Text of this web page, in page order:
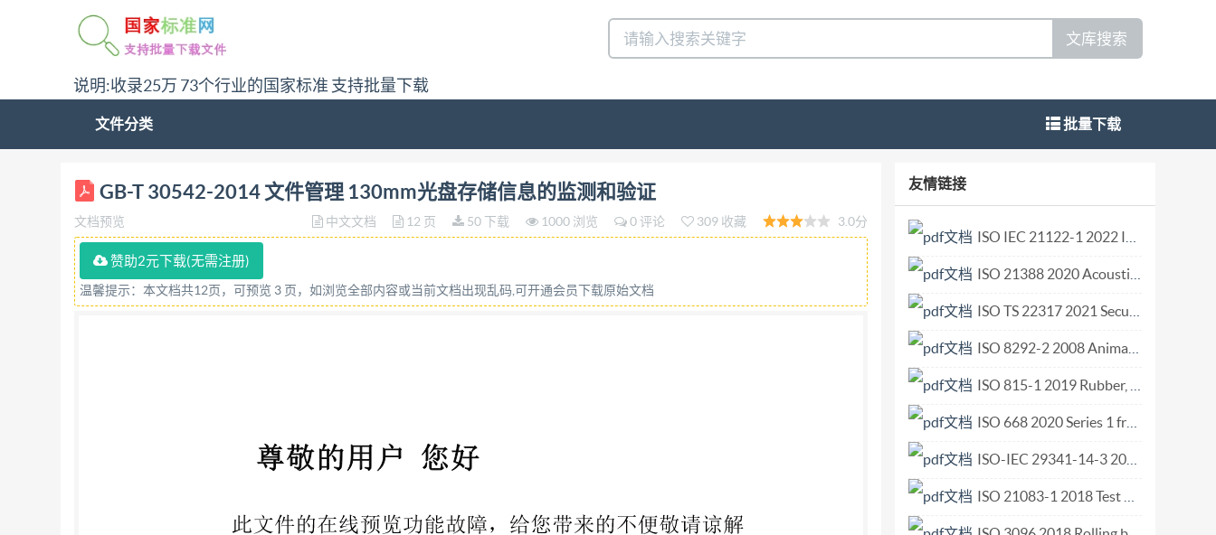
说明:收录25万 73个行业的国家标准 支持批量下载
文库搜索
文件分类 批量下载
ICS37.080 A14 GB 中华人民共和国国家标准 GB/T305422014 文件管理 130mm光盘存储信息的监测和验证 Document management- Monitoring and
verification of information stored on 130 mm optical media (ISO23868:2008,MOD) 2014-05-06发布 2014-11-01实施 中华人民共和国国家质量监督检验
检疫总局 发布 中国国家标准化管理委员会 7 GB/T30542—2014 前言 本标准按照GB/T1.1-2009给出的规则起草。 本标准使用重新起草法修改采用
ISO23868：2008《文件管理 130mm光盘存储信息的监测和验 证》（英文版）。 本标准与ISO23868：2008的技术差异如下： 以修改采用国际标准的
GB/T20225一2006《电子成像 词汇》代替了ISO12651。 本标准与ISO23868：2008相比，做了以下编辑性修改： 重新编写了前言； 在“范围”一章
中，增加了标准适用性的表述； 修正了附录A中的一个编辑性错误（将相对湿度3%改为30%）。 本标准由全国文献影像技术标准化技术委员会
（SAC/TC86）提出并归口。 本标准由全国文献影像技术标准化技术委员会一分会起草。 本标准主要起草人：刘巧平、李铭。 本标准为首次发布。 1
GB-T 30542-2014 文件管理 130mm光盘存储信息的监测和验证
文档预览 中文文档 12 页 50 下载 1000 浏览 0 评论 309 收藏 3.0分
赞助2元下载(无需注册)
温馨提示：本文档共12页，可预览 3 页，如浏览全部内容或当前文档出现乱码,可开通会员下载原始文档
友情链接
ISO IEC 21122-1 2022 Information technology — JPEG XS low-latency lightweight image coding system — Part 1 Core coding system.pdf
ISO 21388 2020 Acoustics — Hearing aid fitting management (HAFM).pdf
ISO TS 22317 2021 Security and resilience — Business continuity management systems — Guidelines for business impact analysis.pdf
ISO 8292-2 2008 Animal and vegetable fats and oils — Determination of solid fat content by pulsed NMR — Part 2 Indirect method.pdf
ISO 815-1 2019 Rubber, vulcanized or thermoplastic — Determination of compression set — Part 1 At ambient or elevated temperatures.pdf
ISO 668 2020 Series 1 freight containers — Classification, dimensions and ratings.pdf
ISO-IEC 29341-14-3 2011 Information technology - UPnP device architecture - Part 14-3 Audio Video Device Control Protocol - Level 3 - Media Server Device .pdf
ISO 21083-1 2018 Test method to measure the efficiency of air filtration media against spherical nanomaterials — Part 1 Size range from 20 nm to 500 nm.pdf